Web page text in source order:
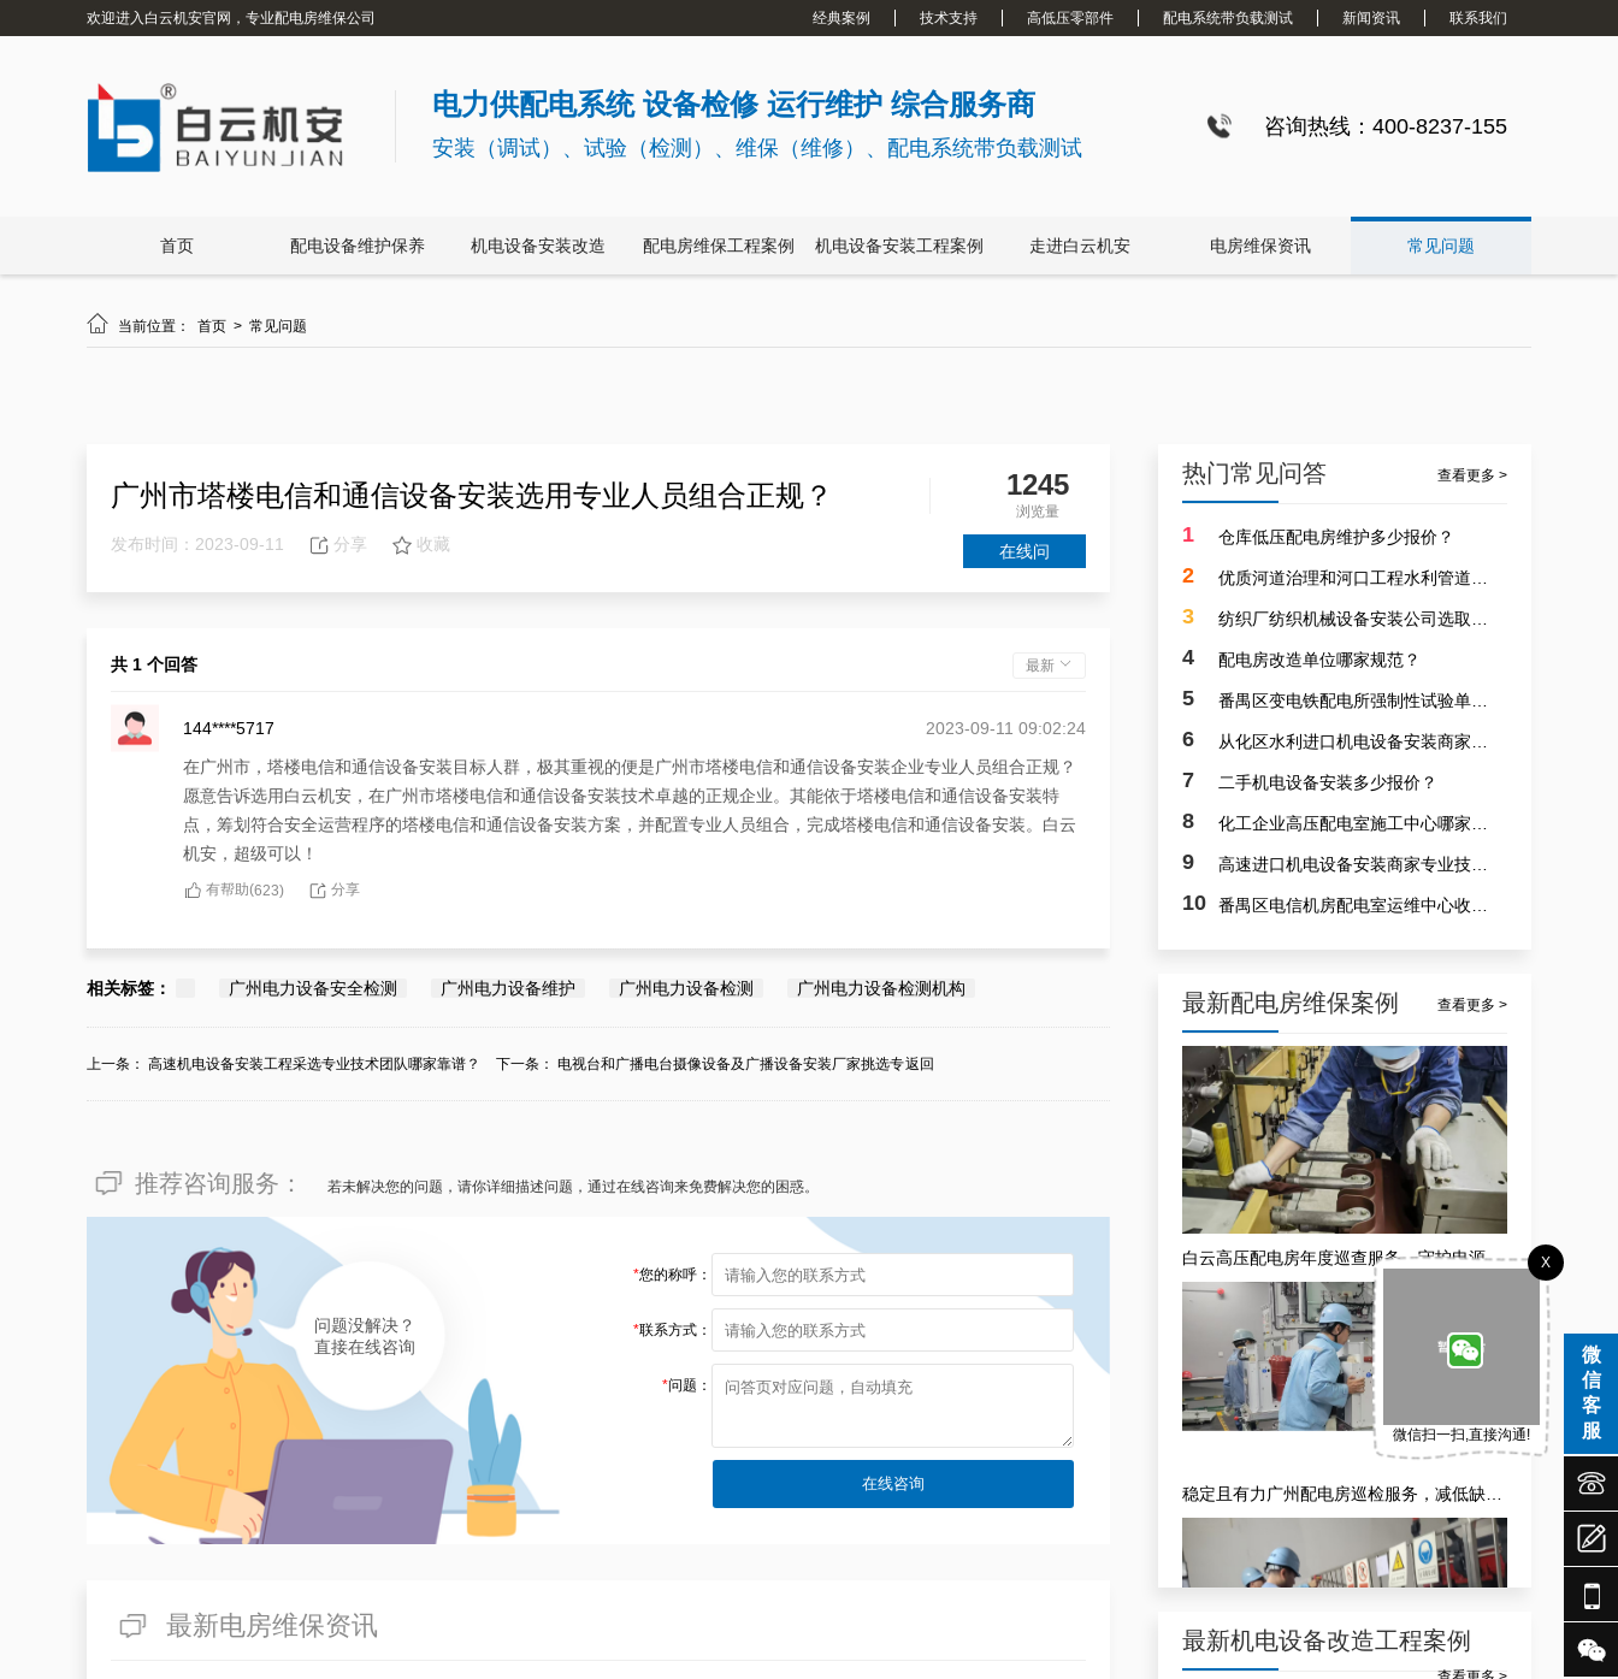
欢迎进入白云机安官网，专业配电房维保公司 经典案例 技术支持 高低压零部件 配电系统带负载测试 新闻资讯 联系我们
电力供配电系统 设备检修 运行维护 综合服务商
安装（调试）、试验（检测）、维保（维修）、配电系统带负载测试
咨询热线：400-8237-155
首页 配电设备维护保养 机电设备安装改造 配电房维保工程案例 机电设备安装工程案例 走进白云机安 电房维保资讯 常见问题
 当前位置： 首页 > 常见问题
广州市塔楼电信和通信设备安装选用专业人员组合正规？ 1245
浏览量
发布时间：2023-09-11 分享 收藏 在线问
共 1 个回答 最新
144****5717
2023-09-11 09:02:24
在广州市，塔楼电信和通信设备安装目标人群，极其重视的便是广州市塔楼电信和通信设备安装企业专业人员组合正规？
愿意告诉选用白云机安，在广州市塔楼电信和通信设备安装技术卓越的正规企业。其能依于塔楼电信和通信设备安装特
点，筹划符合安全运营程序的塔楼电信和通信设备安装方案，并配置专业人员组合，完成塔楼电信和通信设备安装。白云
机安，超级可以！
有帮助(623) 分享
相关标签： 广州电力设备安全检测 广州电力设备维护 广州电力设备检测 广州电力设备检测机构
上一条： 高速机电设备安装工程采选专业技术团队哪家靠谱？ 下一条： 电视台和广播电台摄像设备及广播设备安装厂家挑选专返回
推荐咨询服务： 若未解决您的问题，请你详细描述问题，通过在线咨询来免费解决您的困惑。
问题没解决？
直接在线咨询
*您的称呼：
*联系方式：
*问题：
最新电房维保资讯
热门常见问答 查看更多 >
1 仓库低压配电房维护多少报价？
2
3
4 配电房改造单位哪家规范？
5
6
7 二手机电设备安装多少报价？
8
9
10
最新配电房维保案例 查看更多 >
白云配电房要求检修服务，支持配电房稳定
白云高压配电房年度巡查服务，守护电源系统安全稳定运行
专家的荔湾配电房10kV检查服务，维持市场运作
最新机电设备改造工程案例
微
信
客
服
X
微信扫一扫,直接沟通!




